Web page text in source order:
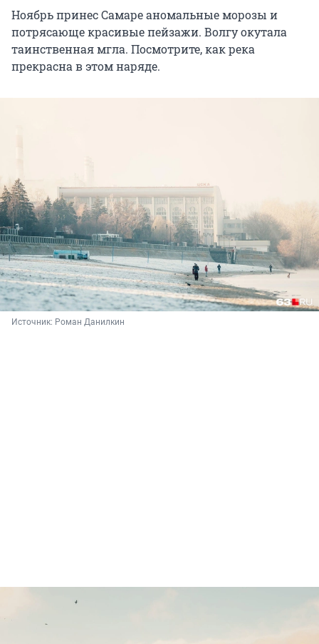
Ноябрь принес Самаре аномальные морозы и
потрясающе красивые пейзажи. Волгу окутала
таинственная мгла. Посмотрите, как река
прекрасна в этом наряде.
Источник: Роман Данилкин